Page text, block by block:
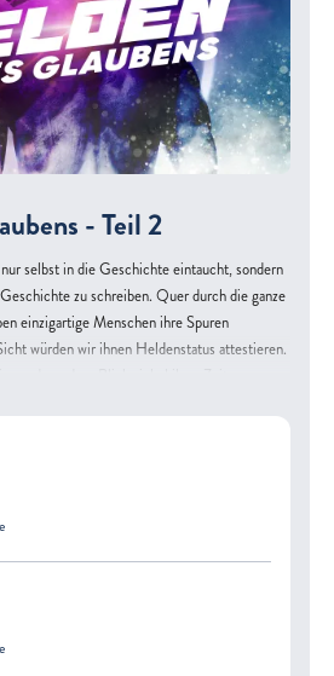
- Teil 2
selbst in die Geschichte eintaucht, sondern
zu schreiben. Quer durch die ganze
einzigartige Menschen ihre Spuren
würden wir ihnen Heldenstatus attestieren.
heldenhaft. Die Predigtreihe möchte dir
besser zu verstehen. Sie fordern uns
in unserem eigenen Leben zu entdecken.
größer zu denken von unserem
vielleicht so ganz normalen Geschichte.
Geschichte schreiben möchte.